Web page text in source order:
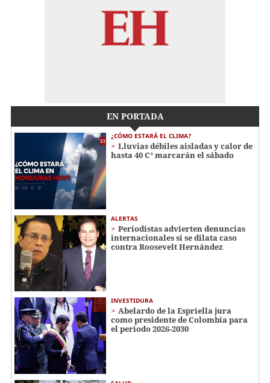
EN PORTADA
¿CÓMO ESTARÁ EL CLIMA?
Lluvias débiles aisladas y calor de
hasta 40 C° marcarán el sábado
ALERTAS
Periodistas advierten denuncias
internacionales si se dilata caso
contra Roosevelt Hernández
INVESTIDURA
Abelardo de la Espriella jura
como presidente de Colombia para
el periodo 2026-2030